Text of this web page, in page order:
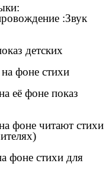
:Звук
детских
фоне стихи
её фоне показ
фоне читают стихи
фоне стихи для